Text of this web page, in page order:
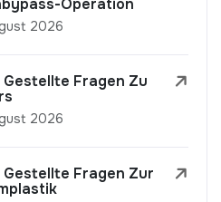
Operation
2026
Gestellte Fragen Zu
2026
Gestellte Fragen Zur